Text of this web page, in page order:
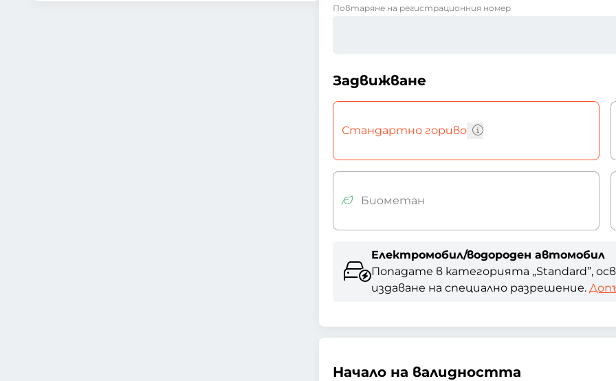
Повтаряне на регистрационния номер
Задвижване
Стандартно гориво
Биометан
Електромобил/водороден автомобил
Попадате в категорията „Standard”,
издаване на специално разрешение.
Начало на валидността